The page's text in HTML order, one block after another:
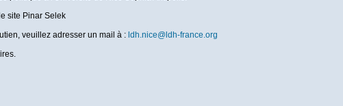
site Pinar Selek
veuillez adresser un mail à : ldh.nice@ldh-france.org